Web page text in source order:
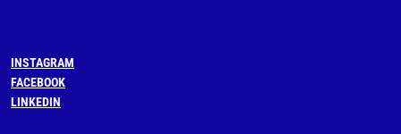
INSTAGRAM
FACEBOOK
LINKEDIN